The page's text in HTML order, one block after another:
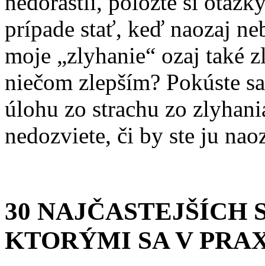
prípade stať, keď naozaj
moje „zlyhanie“ ozaj také
niečom zlepším? Pokúste
úlohu zo strachu zo
nedozviete, či by ste ju
30 NAJČASTEJŠÍCH
KTORÝMI SA V